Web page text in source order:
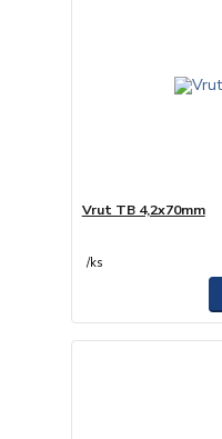
Vrut TB 4,2x70mm
/ks